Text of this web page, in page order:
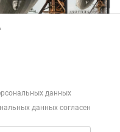
данных
данных согласен